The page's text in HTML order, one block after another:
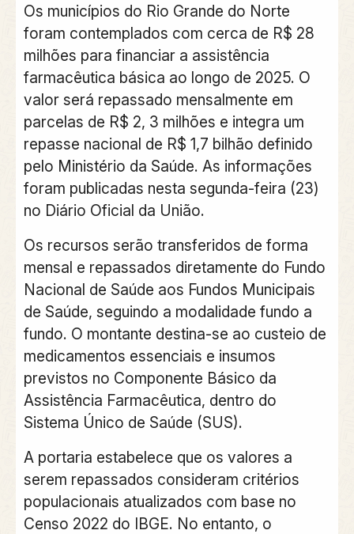
Os municípios do Rio Grande do Norte
foram contemplados com cerca de R$ 28
milhões para financiar a assistência
farmacêutica básica ao longo de 2025. O
valor será repassado mensalmente em
parcelas de R$ 2, 3 milhões e integra um
repasse nacional de R$ 1,7 bilhão definido
pelo Ministério da Saúde. As informações
foram publicadas nesta segunda-feira (23)
no Diário Oficial da União.
Os recursos serão transferidos de forma
mensal e repassados diretamente do Fundo
Nacional de Saúde aos Fundos Municipais
de Saúde, seguindo a modalidade fundo a
fundo. O montante destina-se ao custeio de
medicamentos essenciais e insumos
previstos no Componente Básico da
Assistência Farmacêutica, dentro do
Sistema Único de Saúde (SUS).
A portaria estabelece que os valores a
serem repassados consideram critérios
populacionais atualizados com base no
Censo 2022 do IBGE. No entanto, o